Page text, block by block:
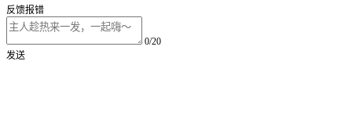
反馈报错
0/20
发送